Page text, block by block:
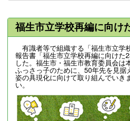
福生市立学校再編に向け
有識者等で組織する「福生市立学
報告書「福生市立学校再編に向けた
した。福生市・福生市教育委員会は
ふっさっ子のために、50年先を見据
姿の具現化に向けて取り組んでいき
い。